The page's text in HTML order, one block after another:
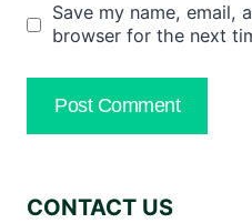
Save my name, email,
browser for the next
CONTACT US